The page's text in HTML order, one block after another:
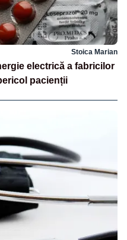
Stoica Marian
electrică a fabricilor
pacienții